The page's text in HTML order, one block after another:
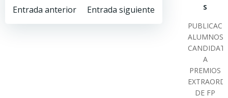
Navegación
Entrada anterior
Navegación
Entrada siguiente
s
ALUMNOS
A
PREMIOS
DE FP